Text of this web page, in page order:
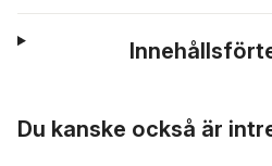
Du kanske också är